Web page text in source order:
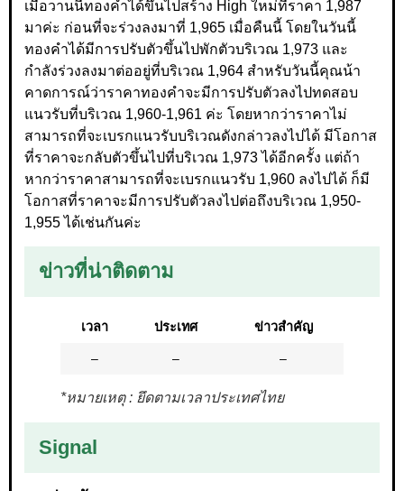
เมื่อวานนี้ทองคำได้ขึ้นไปสร้าง High ใหม่ที่ราคา 1,987
มาค่ะ ก่อนที่จะร่วงลงมาที่ 1,965 เมื่อคืนนี้ โดยในวันนี้
ทองคำได้มีการปรับตัวขึ้นไปพักตัวบริเวณ 1,973 และ
กำลังร่วงลงมาต่ออยู่ที่บริเวณ 1,964 สำหรับวันนี้คุณน้า
คาดการณ์ว่าราคาทองคำจะมีการปรับตัวลงไปทดสอบ
แนวรับที่บริเวณ 1,960-1,961 ค่ะ โดยหากว่าราคาไม่
สามารถที่จะเบรกแนวรับบริเวณดังกล่าวลงไปได้ มีโอกาส
ที่ราคาจะกลับตัวขึ้นไปที่บริเวณ 1,973 ได้อีกครั้ง แต่ถ้า
หากว่าราคาสามารถที่จะเบรกแนวรับ 1,960 ลงไปได้ ก็มี
โอกาสที่ราคาจะมีการปรับตัวลงไปต่อถึงบริเวณ 1,950-
1,955 ได้เช่นกันค่ะ
ข่าวที่น่าติดตาม
เวลา ประเทศ ข่าวสำคัญ
– – –
*หมายเหตุ : ยึดตามเวลาประเทศไทย
Signal